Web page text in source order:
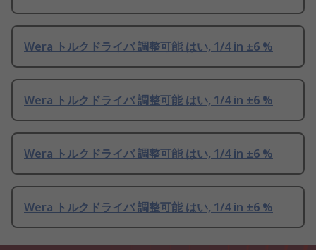
Wera トルクドライバ 調整可能 はい, 1/4 in ±6 %
Wera トルクドライバ 調整可能 はい, 1/4 in ±6 %
Wera トルクドライバ 調整可能 はい, 1/4 in ±6 %
Wera トルクドライバ 調整可能 はい, 1/4 in ±6 %